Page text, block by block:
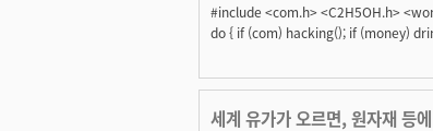
#include <com.h> <C2H5OH.h>
do { if (com) hacking(); if (money)
세계 유가가 오르면, 원자재 등